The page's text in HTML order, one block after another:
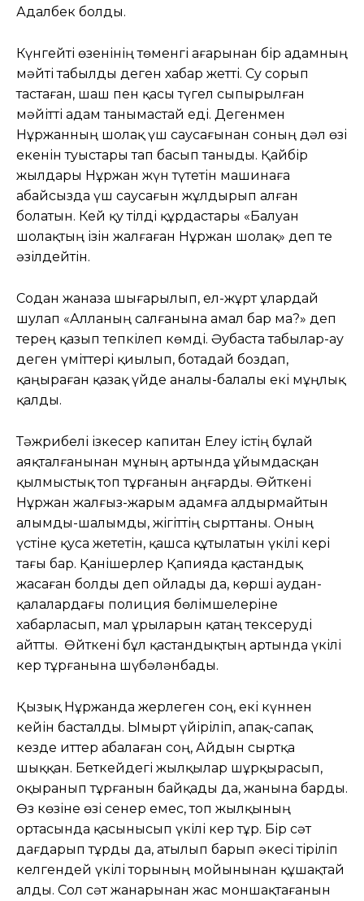
Адалбек болды.
Күнгейті өзенінің төменгі ағарынан бір адамның
мәйті табылды деген хабар жетті. Су сорып
тастаған, шаш пен қасы түгел сыпырылған
мәйітті адам танымастай еді. Дегенмен
Нұржанның шолақ үш саусағынан соның дәл өзі
екенін туыстары тап басып таныды. Қайбір
жылдары Нұржан жүн түтетін машинаға
абайсызда үш саусағын жұлдырып алған
болатын. Кей қу тілді құрдастары «Балуан
шолақтың ізін жалғаған Нұржан шолақ» деп те
әзілдейтін.
Содан жаназа шығарылып, ел-жұрт ұлардай
шулап «Алланың салғанына амал бар ма?» деп
терең қазып тепкілеп көмді. Әубаста табылар-ау
деген үміттері қиылып, ботадай боздап,
қаңыраған қазақ үйде аналы-балалы екі мұңлық
қалды.
Тәжрибелі ізкесер капитан Елеу істің бұлай
аяқталғанынан мұның артында ұйымдасқан
қылмыстық топ тұрғанын аңғарды. Өйткені
Нұржан жалғыз-жарым адамға алдырмайтын
алымды-шалымды, жігіттің сырттаны. Оның
үстіне қуса жететін, қашса құтылатын үкілі кері
тағы бар. Қанішерлер Қапияда қастандық
жасаған болды деп ойлады да, көрші аудан-
қалалардағы полиция бөлімшелеріне
хабарласып, мал ұрыларын қатаң тексеруді
айтты. Өйткені бұл қастандықтың артында үкілі
кер тұрғанына шүбәләнбады.
Қызық Нұржанда жерлеген соң, екі күннен
кейін басталды. Ымырт үйіріліп, апақ-сапақ
кезде иттер абалаған соң, Айдын сыртқа
шыққан. Беткейдегі жылқылар шұрқырасып,
оқыранып тұрғанын байқады да, жанына барды.
Өз көзіне өзі сенер емес, топ жылқының
ортасында қасынысып үкілі кер тұр. Бір сәт
дағдарып тұрды да, атылып барып әкесі тіріліп
келгендей үкілі торының мойынынан құшақтай
алды. Сол сәт жанарынан жас моншақтағанын